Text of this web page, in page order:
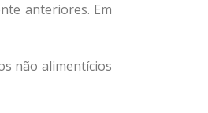
anteriores. Em
não alimentícios